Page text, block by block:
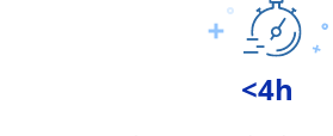
<4h